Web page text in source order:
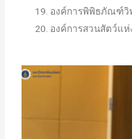
องค์การพิพิธภัณฑ์วิ
องค์การสวนสัตว์แห่